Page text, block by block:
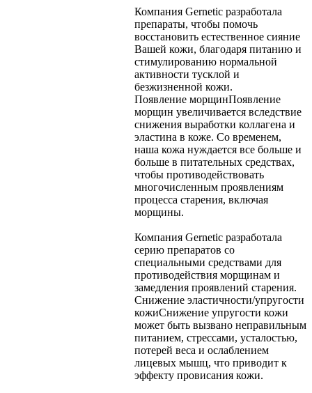
Компания Gernetic разработала
препараты, чтобы помочь
восстановить естественное сияние
Вашей кожи, благодаря питанию и
стимулированию нормальной
активности тусклой и
безжизненной кожи.
Появление морщинПоявление
морщин увеличивается вследствие
снижения выработки коллагена и
эластина в коже. Со временем,
наша кожа нуждается все больше и
больше в питательных средствах,
чтобы противодействовать
многочисленным проявлениям
процесса старения, включая
морщины.
Компания Gernetic разработала
серию препаратов со
специальными средствами для
противодействия морщинам и
замедления проявлений старения.
Снижение эластичности/упругости
кожиСнижение упругости кожи
может быть вызвано неправильным
питанием, стрессами, усталостью,
потерей веса и ослаблением
лицевых мышц, что приводит к
эффекту провисания кожи.